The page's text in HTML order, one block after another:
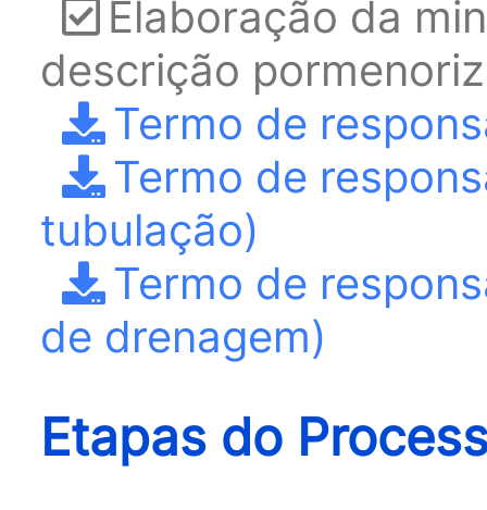
Elaboração da
descrição
Termo de
Termo de
tubulação)
Termo de
de drenagem)
Etapas do